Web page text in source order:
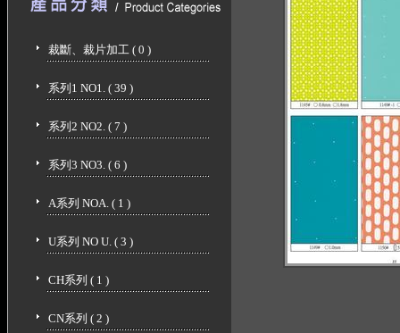
裁斷、裁片加工 ( 0 )
系列1 NO1. ( 39 )
系列2 NO2. ( 7 )
系列3 NO3. ( 6 )
A系列 NOA. ( 1 )
U系列 NO U. ( 3 )
CH系列 ( 1 )
CN系列 ( 2 )